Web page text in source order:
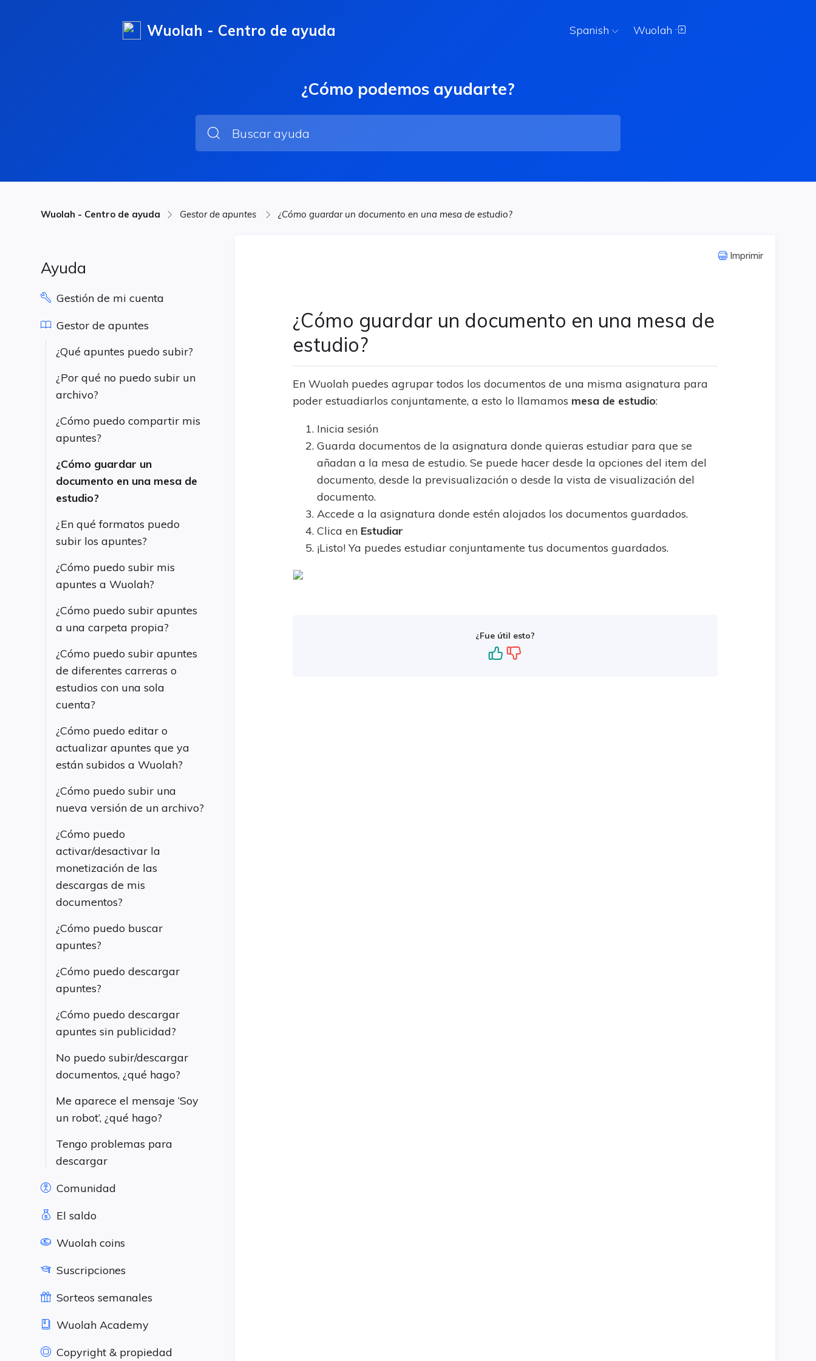
Wuolah - Centro de ayuda Spanish Wuolah
¿Cómo podemos ayudarte?
Wuolah - Centro de ayuda Gestor de apuntes ¿Cómo guardar un documento en una mesa de estudio?
Ayuda
Gestión de mi cuenta
Gestor de apuntes
¿Qué apuntes puedo subir?
¿Por qué no puedo subir un
archivo?
¿Cómo puedo compartir mis
apuntes?
¿Cómo guardar un
documento en una mesa de
estudio?
¿En qué formatos puedo
subir los apuntes?
¿Cómo puedo subir mis
apuntes a Wuolah?
¿Cómo puedo subir apuntes
a una carpeta propia?
¿Cómo puedo subir apuntes
de diferentes carreras o
estudios con una sola
cuenta?
¿Cómo puedo editar o
actualizar apuntes que ya
están subidos a Wuolah?
¿Cómo puedo subir una
nueva versión de un archivo?
¿Cómo puedo
activar/desactivar la
monetización de las
descargas de mis
documentos?
¿Cómo puedo buscar
apuntes?
¿Cómo puedo descargar
apuntes?
¿Cómo puedo descargar
apuntes sin publicidad?
No puedo subir/descargar
documentos, ¿qué hago?
Me aparece el mensaje ‘Soy
un robot’, ¿qué hago?
Tengo problemas para
descargar
Comunidad
El saldo
Wuolah coins
Suscripciones
Sorteos semanales
Wuolah Academy
Copyright & propiedad
Imprimir
¿Cómo guardar un documento en una mesa de
estudio?
En Wuolah puedes agrupar todos los documentos de una misma asignatura para
poder estuadiarlos conjuntamente, a esto lo llamamos mesa de estudio:
Inicia sesión
Guarda documentos de la asignatura donde quieras estudiar para que se
añadan a la mesa de estudio. Se puede hacer desde la opciones del item del
documento, desde la previsualización o desde la vista de visualización del
documento.
Accede a la asignatura donde estén alojados los documentos guardados.
Clica en Estudiar
¡Listo! Ya puedes estudiar conjuntamente tus documentos guardados.
¿Fue útil esto?